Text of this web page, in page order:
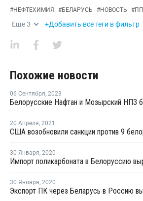
#НЕФТЕХИМИЯ #БЕЛАРУСЬ #НОВОСТЬ #ПП
Еще3 +Добавить все теги в фильтр
Похожие новости
06 Сентября, 2023
20 Апреля, 2021
30 Января, 2020
30 Января, 2020